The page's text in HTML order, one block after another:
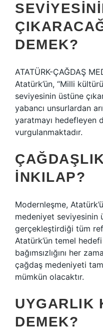
DEMEK?
ATATÜRK-ÇAĞDAŞ
Atatürk’ün, “Milli
seviyesinin üstüne
yabancı unsurlardan
yaratmayı hedefleyen
vurgulanmaktadır.
INKILAP?
Modernleşme,
medeniyet seviyesinin
gerçekleştirdiği tüm
Atatürk’ün temel
bağımsızlığını her
çağdaş medeniyeti
mümkün olacaktır.
UYGARLIK
DEMEK?